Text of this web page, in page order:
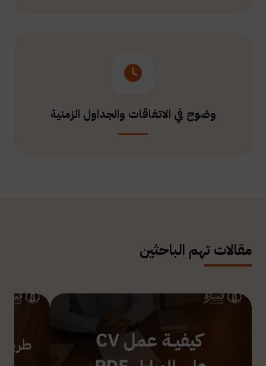
وضوح في الاتفاقات والجداول الزمنية
مقالات تهم الباحثين